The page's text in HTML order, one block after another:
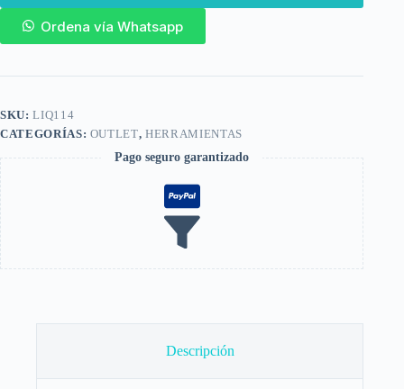
Ordena vía Whatsapp
SKU:LIQ114
CATEGORÍAS: OUTLET,HERRAMIENTAS
Pago seguro garantizado
Descripción